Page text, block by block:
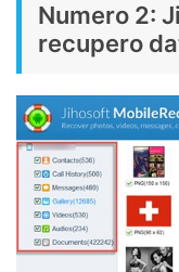
Numero 2:
recupero